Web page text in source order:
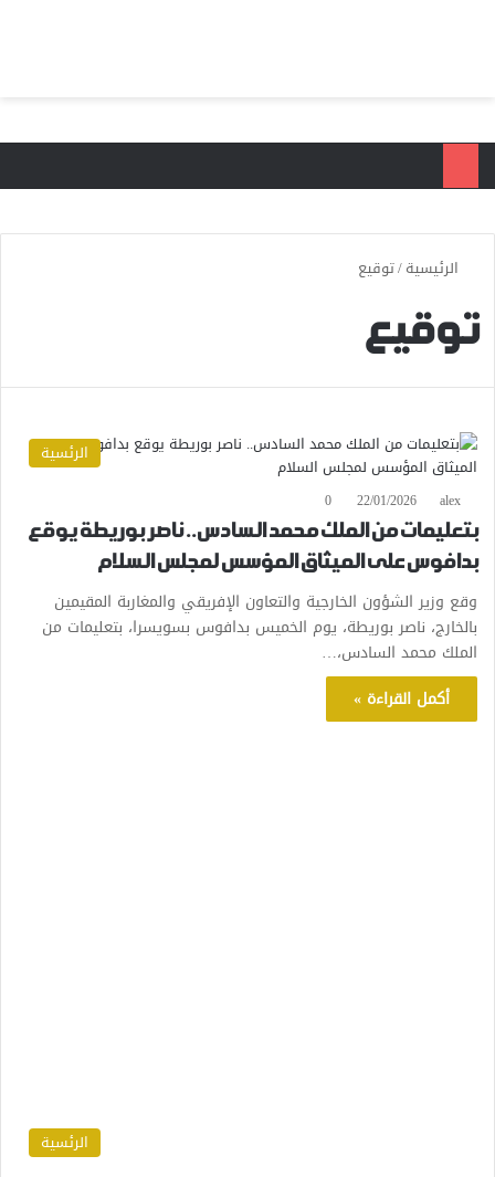
الرئيسية/توقيع
توقيع
الرئسية
alex
22/01/2026
0
بتعليمات من الملك محمد السادس.. ناصر بوريطة يوقع
بدافوس على الميثاق المؤسس لمجلس السلام
وقع وزير الشؤون الخارجية والتعاون الإفريقي والمغاربة المقيمين
بالخارج، ناصر بوريطة، يوم الخميس بدافوس بسويسرا، بتعليمات من
الملك محمد السادس،…
أكمل القراءة »
الرئسية